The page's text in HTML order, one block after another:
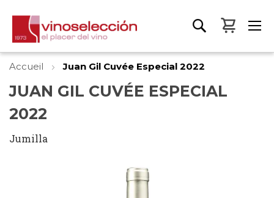
Mon
Accueil Juan Gil Cuvée Especial 2022
JUAN GIL CUVÉE ESPECIAL
2022
Jumilla